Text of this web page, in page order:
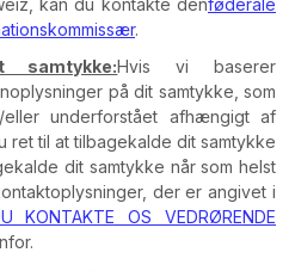
kan du kontakte denføderale
.
samtykke:Hvis vi baserer
på dit samtykke, som
underforstået afhængigt af
til at tilbagekalde dit samtykke
dit samtykke når som helst
der er angivet i
KONTAKTE OS VEDRØRENDE